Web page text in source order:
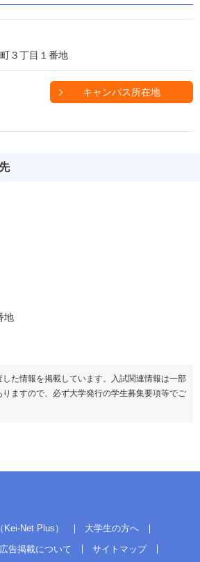
３丁目１番地
キャンパス所在地
地
た情報を掲載しています。入試関連情報は一部
ますので、必ず大学発行の学生募集要項等でご
Net Plus）
大学生の方へ
広告掲載について サイトマップ